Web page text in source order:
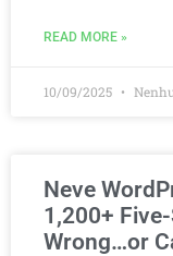
READ MORE »
10/09/2025
Neve
1,200+
Wrong…or